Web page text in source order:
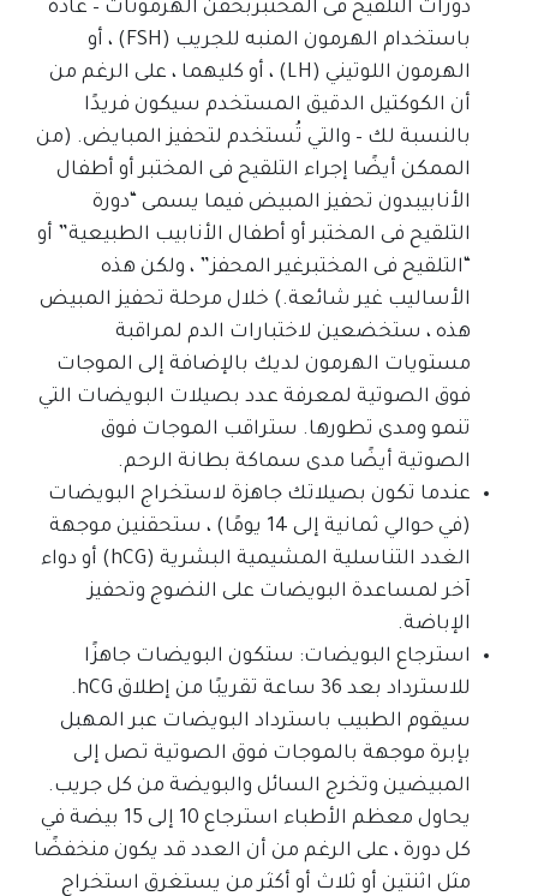
دورات التلقيح فى المختبربحقن الهرمونات – عادةً
باستخدام الهرمون المنبه للجريب (FSH) ، أو
الهرمون اللوتيني (LH) ، أو كليهما ، على الرغم من
أن الكوكتيل الدقيق المستخدم سيكون فريدًا
بالنسبة لك – والتي تُستخدم لتحفيز المبايض. (من
الممكن أيضًا إجراء التلقيح فى المختبر أو أطفال
الأنابيبدون تحفيز المبيض فيما يسمى “دورة
التلقيح فى المختبر أو أطفال الأنابيب الطبيعية” أو
“التلقيح فى المختبرغير المحفز” ، ولكن هذه
الأساليب غير شائعة.) خلال مرحلة تحفيز المبيض
هذه ، ستخضعين لاختبارات الدم لمراقبة
مستويات الهرمون لديك بالإضافة إلى الموجات
فوق الصوتية لمعرفة عدد بصيلات البويضات التي
تنمو ومدى تطورها. ستراقب الموجات فوق
الصوتية أيضًا مدى سماكة بطانة الرحم.
عندما تكون بصيلاتك جاهزة لاستخراج البويضات
(في حوالي ثمانية إلى 14 يومًا) ، ستحقنين موجهة
الغدد التناسلية المشيمية البشرية (hCG) أو دواء
آخر لمساعدة البويضات على النضوج وتحفيز
الإباضة.
استرجاع البويضات: ستكون البويضات جاهزًا
للاسترداد بعد 36 ساعة تقريبًا من إطلاق hCG.
سيقوم الطبيب باسترداد البويضات عبر المهبل
بإبرة موجهة بالموجات فوق الصوتية تصل إلى
المبيضين وتخرج السائل والبويضة من كل جريب.
يحاول معظم الأطباء استرجاع 10 إلى 15 بيضة في
كل دورة ، على الرغم من أن العدد قد يكون منخفضًا
مثل اثنتين أو ثلاث أو أكثر من يستغرق استخراج